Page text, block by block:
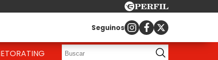
Seguinos
RATING